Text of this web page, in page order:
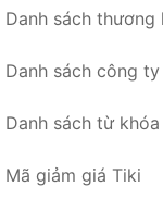
Danh sách thương
Danh sách công ty
Danh sách từ khóa
Mã giảm giá Tiki